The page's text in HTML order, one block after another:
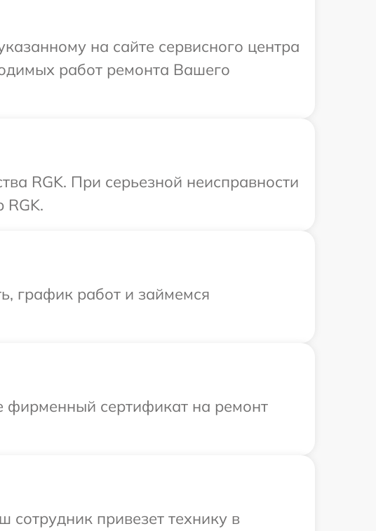
на сайте сервисного центра
работ ремонта Вашего
RGK. При серьезной неисправности
RGK.
график работ и займемся
фирменный сертификат на ремонт
сотрудник привезет технику в